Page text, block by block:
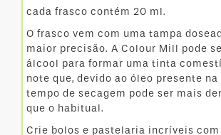
cada frasco contém 20 ml.
O frasco vem com uma tampa
maior precisão. A Colour Mill pode
álcool para formar uma tinta
note que, devido ao óleo presente na
tempo de secagem pode ser mais
que o habitual.
Crie bolos e pastelaria incríveis com